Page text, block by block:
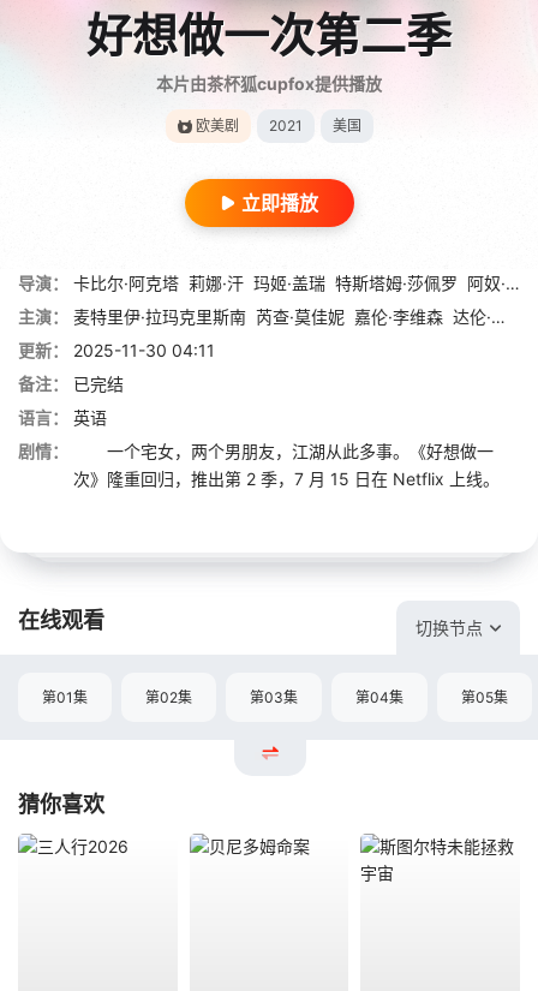
好想做一次第二季
本片由茶杯狐cupfox提供播放
欧美剧 2021 美国
立即播放
导演： 卡比尔·阿克塔 莉娜·汗 玛姬·盖瑞 特斯塔姆·莎佩罗 阿奴·瓦利亚
主演：
麦特里伊·拉玛克里斯南 芮查·莫佳妮 嘉伦·李维森 达伦·巴内特
更新：
2025-11-30 04:11
备注：
已完结
语言：
英语
剧情：
一个宅女，两个男朋友，江湖从此多事。《好想做一
次》隆重回归，推出第 2 季，7 月 15 日在 Netflix 上线。
在线观看 切换节点
第01集 第02集 第03集 第04集 第05集
猜你喜欢